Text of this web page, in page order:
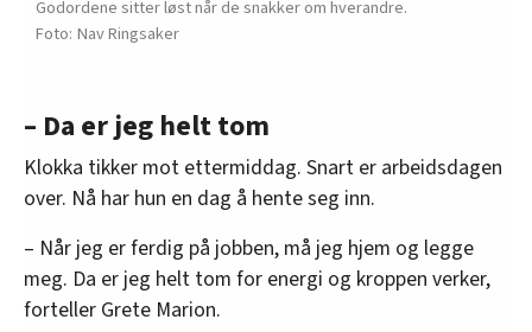
Godordene sitter løst når de snakker om hverandre.
Nav Ringsaker
– Da er jeg helt tom
Klokka tikker mot ettermiddag. Snart er arbeidsdagen
over. Nå har hun en dag å hente seg inn.
– Når jeg er ferdig på jobben, må jeg hjem og legge
meg. Da er jeg helt tom for energi og kroppen verker,
forteller Grete Marion.